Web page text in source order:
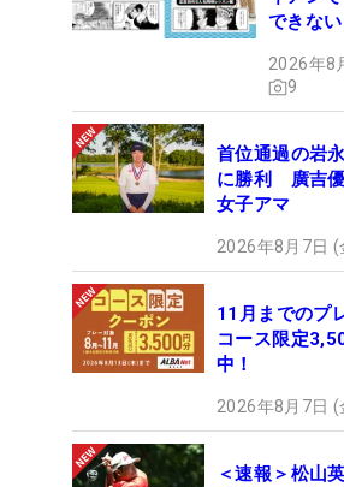
できない
2026年8
9
首位通過の岩
に勝利 廣吉
女子アマ
2026年8月7日
11月までのプ
コース限定
中！
2026年8月7日
＜速報＞松山